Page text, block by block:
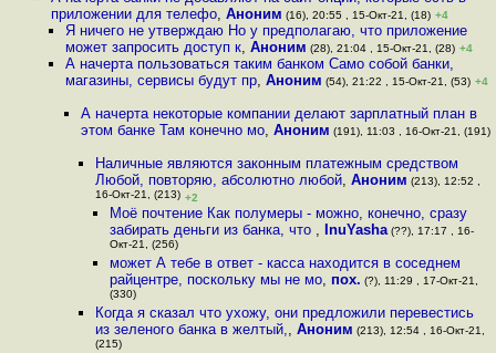
приложении для телефо, Аноним (16), 20:55 , 15-Окт-21, (18) +4
Я ничего не утверждаю Но у предполагаю, что приложение
может запросить доступ к,Аноним (28), 21:04 , 15-Окт-21, (28) +4
А начерта пользоваться таким банком Само собой банки,
магазины, сервисы будут пр,Аноним (54), 21:22 , 15-Окт-21, (53) +4
А начерта некоторые компании делают зарплатный план в
этом банке Там конечно мо, Аноним (191), 11:03 , 16-Окт-21, (191)
Наличные являются законным платежным средством
Любой, повторяю, абсолютно любой, Аноним (213), 12:52 ,
16-Окт-21, (213) +2
Моё почтение Как полумеры - можно, конечно, сразу
забирать деньги из банка, что , InuYasha (??), 17:17 , 16-
Окт-21, (256)
может А тебе в ответ - касса находится в соседнем
райцентре, поскольку мы не мо, пох. (?), 11:29 , 17-Окт-21,
(330)
Когда я сказал что ухожу, они предложили перевестись
из зеленого банка в желтый,, Аноним (213), 12:54 , 16-Окт-21,
(215)